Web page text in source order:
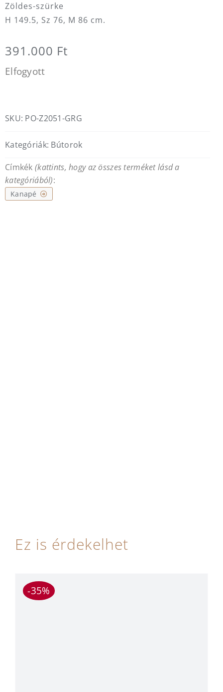
Zöldes-szürke
H 149.5, Sz 76, M 86 cm.
391.000 Ft
Elfogyott
SKU: PO-Z2051-GRG
Kategóriák: Bútorok
Címkék (kattints, hogy az összes terméket lásd a
kategóriából):
Kanapé
Ez is érdekelhet
-35%